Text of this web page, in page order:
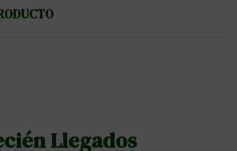
Llegados